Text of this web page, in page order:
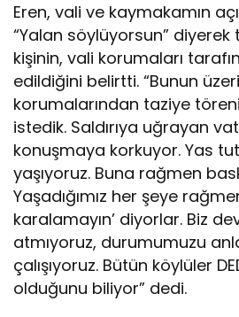
Eren, vali ve kaymakamın
“Yalan söylüyorsun”
kişinin, vali korumaları
edildiğini belirtti. “Bunun
korumalarından taziye
istedik. Saldırıya uğrayan
konuşmaya korkuyor. Yas
yaşıyoruz. Buna rağmen
Yaşadığımız her şeye
karalamayın’ diyorlar. Biz
atmıyoruz, durumumuzu
çalışıyoruz. Bütün köylüler
olduğunu biliyor” dedi.